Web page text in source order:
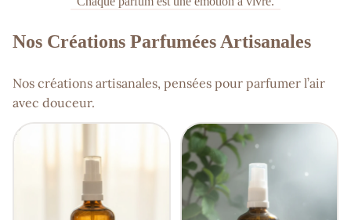
Nos Créations Parfumées Artisanales
Nos créations artisanales, pensées pour parfumer l’air
avec douceur.
Brumes Textiles : Parfumer en
Parfums d'Ambiance Naturel
en Spray Sans Alcool –
Parfumez Votre Intérieur